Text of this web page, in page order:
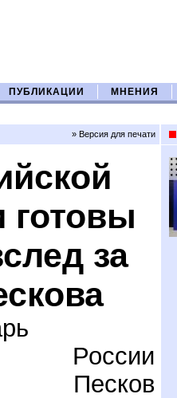
ПУБЛИКАЦИИ МНЕНИЯ
» Версия для печати
готовы
за
России
Песков